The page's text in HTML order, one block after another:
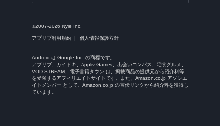
©2007-2026 Nyle Inc.
アプリブ利用規約 個人情報保護方針
Android は Google Inc. の商標です。
アプリブ、カイドキ、Appliv Games、出会いコンパス、宅食グルメ、
VOD STREAM、電子書籍タウン は、掲載商品の提供元から紹介料等
を受領するアフィリエイトサイトです。また、Amazon.co.jp アソシエ
イトメンバー として、Amazon.co.jp の宣伝リンクから紹介料を獲得し
ています。